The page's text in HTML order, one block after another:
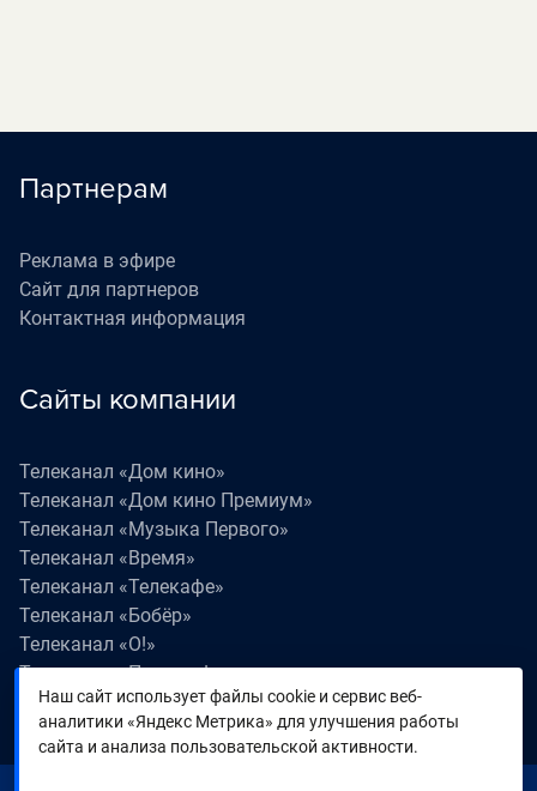
Партнерам
Реклама в эфире
Сайт для партнеров
Контактная информация
Сайты компании
Телеканал «Дом кино»
Телеканал «Дом кино Премиум»
Телеканал «Музыка Первого»
Телеканал «Время»
Телеканал «Телекафе»
Телеканал «Бобёр»
Телеканал «О!»
Телеканал «Поехали!»
Телеканал «Победа»
Телеканал «Лапки LIVE»
Наш сайт использует файлы cookie и сервис веб-
аналитики «Яндекс Метрика» для улучшения работы
сайта и анализа пользовательской активности.